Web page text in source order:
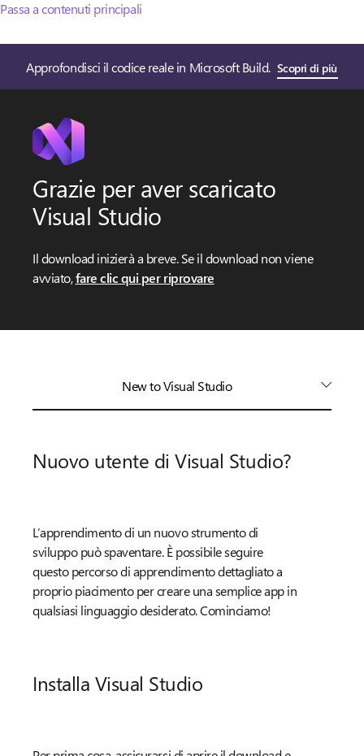
Passa a contenuti principali
Approfondisci il codice reale in Microsoft Build. Scopri di più
Grazie per aver scaricato
Visual Studio
Il download inizierà a breve. Se il download non viene
avviato,fare clic qui per riprovare
New to Visual Studio
Nuovo utente di Visual Studio?
L’apprendimento di un nuovo strumento di
sviluppo può spaventare. È possibile seguire
questo percorso di apprendimento dettagliato a
proprio piacimento per creare una semplice app in
qualsiasi linguaggio desiderato. Cominciamo!
Installa Visual Studio